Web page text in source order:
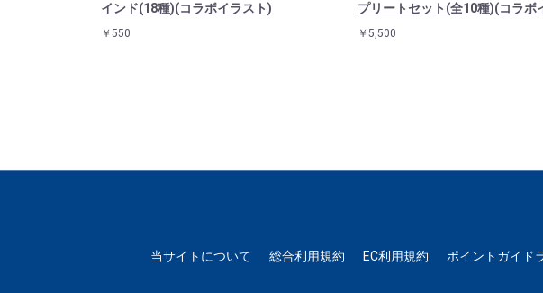
インド(18種)(コラボイラスト)
￥550
プリートセット(全10種)(コラボ
￥5,500
当サイトについて 総合利用規約 EC利用規約 ポイントガイド